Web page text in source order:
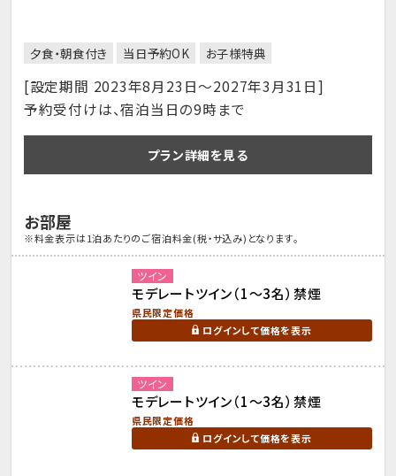
夕食・朝食付き 当日予約OK お子様特典
[設定期間 2023年8月23日～2027年3月31日]
予約受付けは、宿泊当日の9時まで
プラン詳細を見る
お部屋
※料金表示は1泊あたりのご宿泊料金(税・サ込み)となります。
ツイン
モデレートツイン（1～3名）禁煙
県民限定価格
ログインして価格を表示
ツイン
モデレートツイン（1～3名）禁煙
県民限定価格
ログインして価格を表示